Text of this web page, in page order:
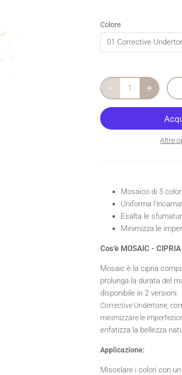
Colore
01 Corrective
Altre
Mosaico di 5
Uniforma
Esalta le
Minimizza le
Cos'è MOSAIC -
Mosaic è la cipria
prolunga la durata del
disponibile in 2 versioni:
Corrective Undertone,
minimizzare le
enfatizza la bellezza
Applicazione:
Miscelare i colori con